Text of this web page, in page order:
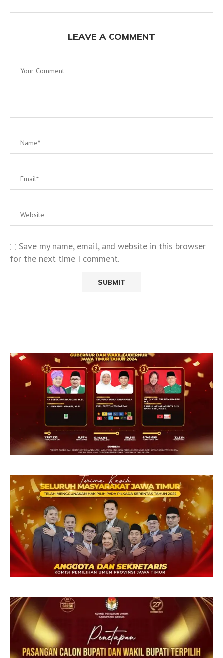
LEAVE A COMMENT
Save my name, email, and website in this browser
for the next time I comment.